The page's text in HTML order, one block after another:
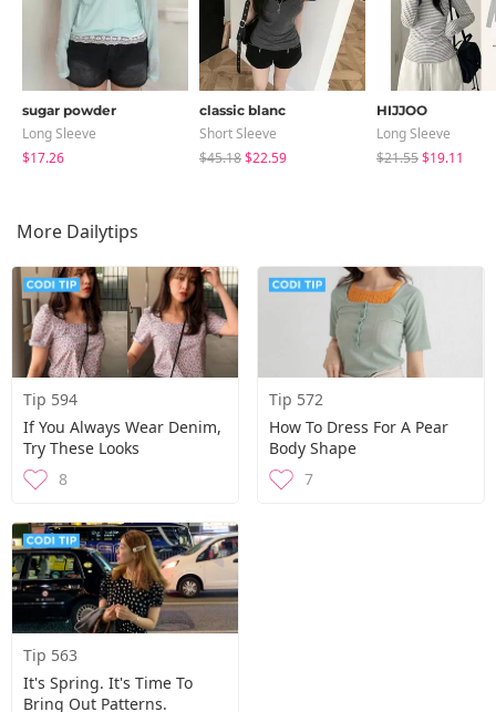
sugar powder
Long Sleeve
$17.26
classic blanc
Short Sleeve
$45.18$22.59
HIJJOO
Long Sleeve
$21.55$19.11
More Dailytips
Tip 594
If You Always Wear Denim,
Try These Looks
8
Tip 572
How To Dress For A Pear
Body Shape
7
Tip 563
It's Spring. It's Time To
Bring Out Patterns.